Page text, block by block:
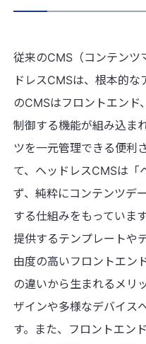
従来のCMS（コンテンツ
ドレスCMSは、根本的
のCMSはフロントエンド
制御する機能が組み込ま
ツを一元管理できる便利
て、ヘッドレスCMSは「
ず、純粋にコンテンツデ
する仕組みをもっていま
提供するテンプレートや
由度の高いフロントエン
の違いから生まれるメリ
ザインや多様なデバイス
す。また、フロントエン